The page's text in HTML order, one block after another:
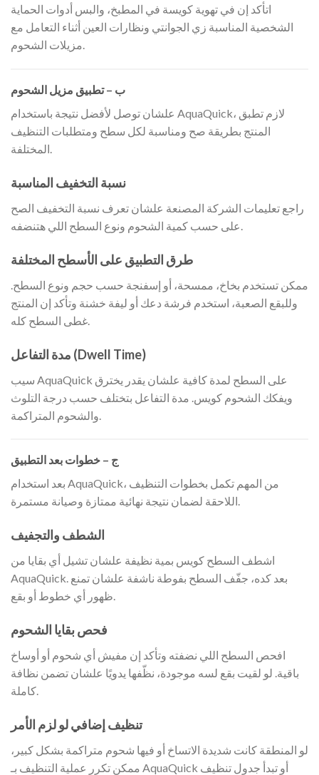
اتأكد إن في تهوية كويسة في المطبخ، والبس أدوات الحماية
الشخصية المناسبة زي الجوانتي ونظارات العين أثناء التعامل مع
مزيلات الشحوم.
ب – تطبيق مزيل الشحوم
علشان توصل لأفضل نتيجة باستخدام AquaQuick، لازم تطبق
المنتج بطريقة صح ومناسبة لكل سطح ومتطلبات التنظيف
المختلفة.
نسبة التخفيف المناسبة
راجع تعليمات الشركة المصنعة علشان تعرف نسبة التخفيف الصح
على حسب كمية الشحوم ونوع السطح اللي هتنضفه.
طرق التطبيق على الأسطح المختلفة
ممكن تستخدم بخاخ، ممسحة، أو إسفنجة حسب حجم ونوع السطح.
وللبقع الصعبة، استخدم فرشة دعك أو ليفة خشنة وتأكد إن المنتج
مدة التفاعل (Dwell Time)
سيب AquaQuick على السطح لمدة كافية علشان يقدر يخترق
ويفكك الشحوم كويس. مدة التفاعل بتختلف حسب درجة التلوث
ج – خطوات بعد التطبيق
بعد استخدام AquaQuick، من المهم تكمل بخطوات التنظيف
اللاحقة لضمان نتيجة نهائية ممتازة وصيانة مستمرة.
الشطف والتجفيف
اشطف السطح كويس بمية نظيفة علشان تشيل أي بقايا من
AquaQuick. بعد كده، جفّف السطح بفوطة ناشفة علشان تمنع
ظهور أي خطوط أو بقع.
فحص بقايا الشحوم
افحص السطح اللي نضفته وتأكد إن مفيش أي شحوم أو أوساخ
باقية. لو لقيت بقع لسه موجودة، نظّفها يدويًا علشان تضمن نظافة
كاملة.
تنظيف إضافي لو لزم الأمر
لو المنطقة كانت شديدة الاتساخ أو فيها شحوم متراكمة بشكل كبير،
ممكن تكرر عملية التنظيف بـ AquaQuick أو تبدأ جدول تنظيف